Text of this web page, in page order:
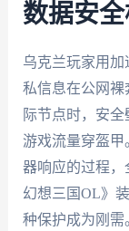
数据安
乌克兰玩家用
私信息在公网裸
际节点时，安
游戏流量穿盔
器响应的过程
幻想三国OL》
种保护成为刚需